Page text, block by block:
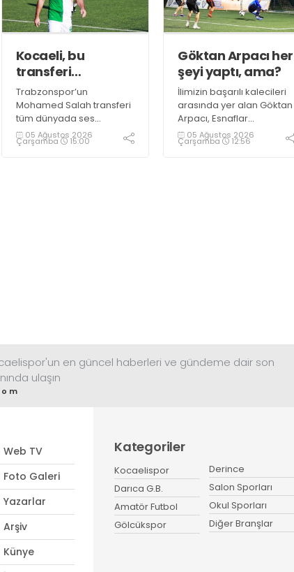
Kocaeli, bu
transferi
konuşuyor!
Trabzonspor’un
Mohamed Salah transferi
tüm dünyada ses
getirirken Kocaeli
amatöründe de çok
05 Ağustos 2026
Çarşamba 15:00
Göktan Arpacı her
şeyi yaptı, ama?
İlimizin başarılı kalecileri
arasında yer alan Göktan
Arpacı, Esnaflar
Turnuvası’nda Ultra Çelik
takımının kalesini koruyor.
05 Ağustos 2026
Çarşamba 12:56
en güncel haberleri ve gündeme dair son
ulaşın
Web TV
Foto Galeri
Yazarlar
Arşiv
Künye
Kategoriler
Kocaelispor
Darıca G.B.
Amatör Futbol
Gölcükspor
Derince
Salon Sporları
Okul Sporları
Diğer Branşlar